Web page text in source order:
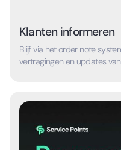
Klanten informeren
Blijf via het order note
vertragingen en updates